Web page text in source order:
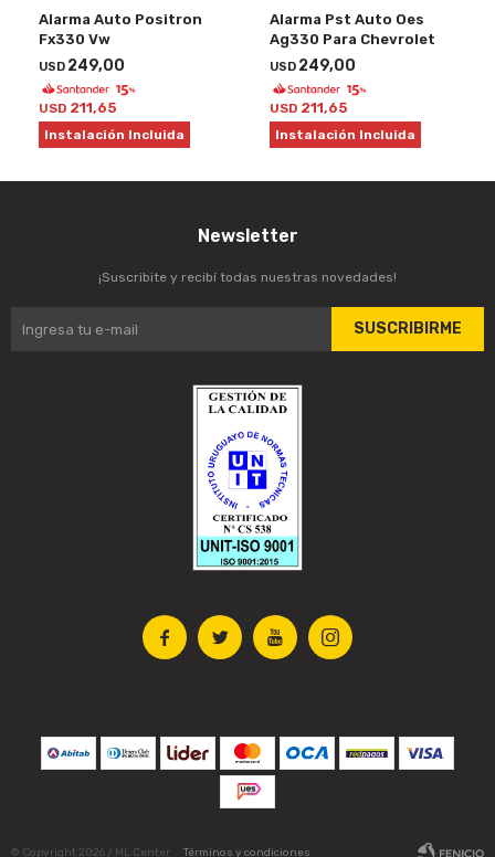
Alarma Auto Positron
Fx330 Vw
USD 249,00
USD 211,65
Instalación Incluida
Alarma Pst Auto Oes
Ag330 Para Chevrolet
USD 249,00
USD 211,65
Instalación Incluida
   
Newsletter
¡Suscribite y recibí todas nuestras novedades!
SUSCRIBIRME
© Copyright 2026 / ML Center Términos y condiciones